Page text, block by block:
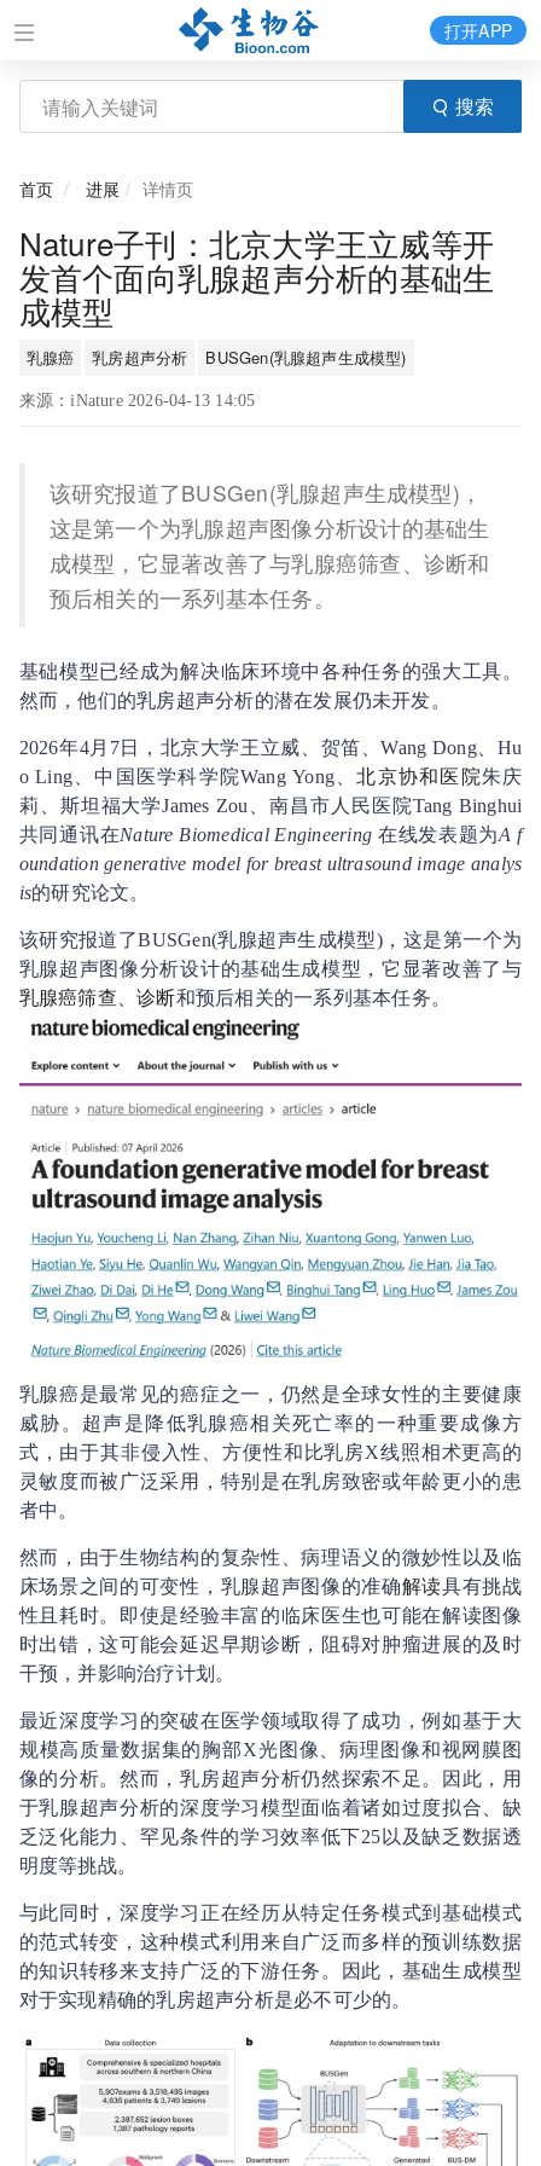
搜索
打开APP
首页 进展 详情页
Nature子刊：北京大学王立威等开
发首个面向乳腺超声分析的基础生
成模型
乳腺癌 乳房超声分析 BUSGen(乳腺超声生成模型)
来源：iNature 2026-04-13 14:05
该研究报道了BUSGen(乳腺超声生成模型)，
这是第一个为乳腺超声图像分析设计的基础生
成模型，它显著改善了与乳腺癌筛查、诊断和
预后相关的一系列基本任务。
基础模型已经成为解决临床环境中各种任务的强大工具。
然而，他们的乳房超声分析的潜在发展仍未开发。
2026年4月7日，北京大学王立威、贺笛、Wang Dong、Hu
o Ling、中国医学科学院Wang Yong、北京协和医院朱庆
莉、斯坦福大学James Zou、南昌市人民医院Tang Binghui
共同通讯在Nature Biomedical Engineering 在线发表题为A f
oundation generative model for breast ultrasound image analys
is的研究论文。
该研究报道了BUSGen(乳腺超声生成模型)，这是第一个为
乳腺超声图像分析设计的基础生成模型，它显著改善了与
乳腺癌筛查 、诊断和预后相关的一系列基本任务。
乳腺癌是最常见的癌症之一，仍然是全球女性的主要健康
威胁。超声是降低乳腺癌相关死亡率的一种重要成像方
式，由于其非侵入性、方便性和比乳房X线照相术更高的
灵敏度而被广泛采用，特别是在乳房致密或年龄更小的患
者中。
然而，由于生物结构的复杂性、病理语义的微妙性以及临
床场景之间的可变性，乳腺超声图像的准确解读具有挑战
性且耗时。即使是经验丰富的临床医生也可能在解读图像
时出错，这可能会延迟早期诊断，阻碍对肿瘤进展的及时
干预，并影响治疗计划。
最近深度学习的突破在医学领域取得了成功，例如基于大
规模高质量数据集的胸部X光图像、病理图像和视网膜图
像的分析。然而，乳房超声分析仍然探索不足。因此，用
于乳腺超声分析的深度学习模型面临着诸如过度拟合、缺
乏泛化能力、罕见条件的学习效率低下25以及缺乏数据透
明度等挑战。
与此同时，深度学习正在经历从特定任务模式到基础模式
的范式转变，这种模式利用来自广泛而多样的预训练数据
的知识转移来支持广泛的下游任务。因此，基础生成模型
对于实现精确的乳房超声分析是必不可少的。